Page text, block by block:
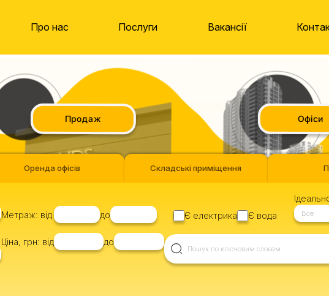
Про нас Послуги Вакансії
Продаж Офіси
Оренда офісів Складські приміщення
Метраж: від до Є електрика Є вода Все
Ціна, грн: від до